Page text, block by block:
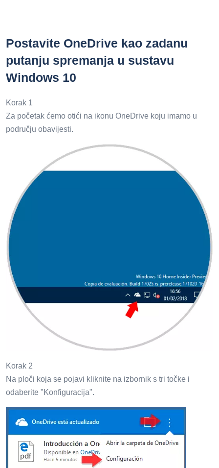
Postavite OneDrive kao zadanu
putanju spremanja u sustavu
Windows 10
Korak 1
Za početak ćemo otići na ikonu OneDrive koju imamo u
području obavijesti.
Korak 2
Na ploči koja se pojavi kliknite na izbornik s tri točke i
odaberite "Konfiguracija".